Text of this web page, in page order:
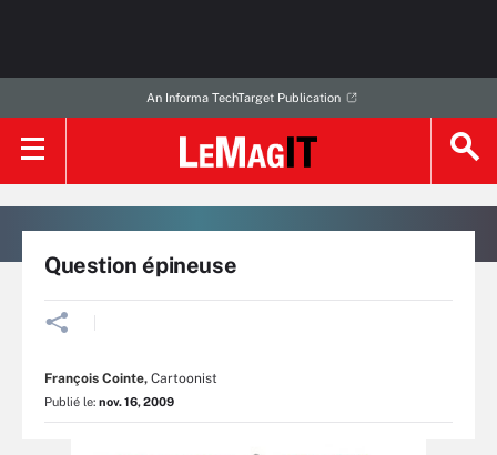
An Informa TechTarget Publication
Question épineuse
François Cointe, Cartoonist
Publié le: nov. 16, 2009